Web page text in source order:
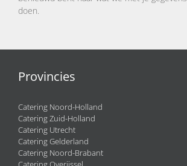
doen.
Provincies
Catering Noord-Holland
Catering Zuid-Holland
Catering Utrecht
Catering Gelderland
Catering Noord-Brabant